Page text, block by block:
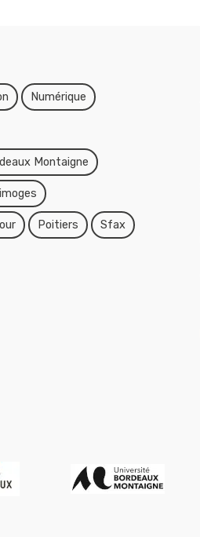
Numérique
Montaigne
Poitiers Sfax